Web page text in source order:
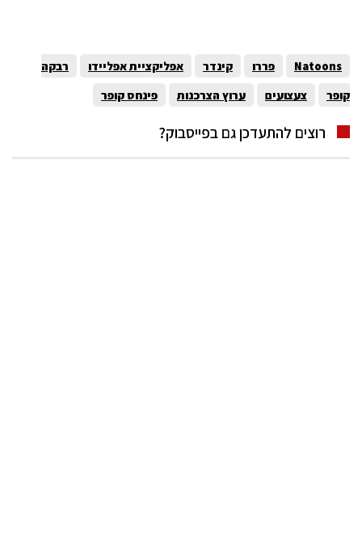
Natoons פררו קינדר אפליקציית אפליידו
רבקה
קופר
צעצועים ערוץ הצרכנות פינחס קופר
רוצים להתעדכן גם בפייסבוק?